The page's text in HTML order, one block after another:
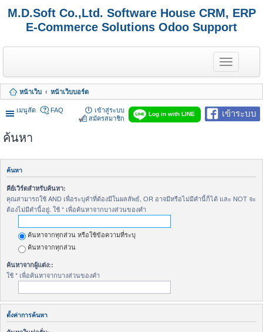
M.D.Soft Co.,Ltd. Software House CRM, ERP
E-Commerce Solutions Odoo Support
T
o
g
l
e
n
a
a
i
หน้าเว็บ หน้าเว็บบอร์ด
เมนูลัด เข้าระบบ
Log in with LINE
FAQ
เข้าสู่ระบบ
สมัครสมาชิก
ค้นหา
ค้นหา
คีย์เวิร์ดสำหรับค้นหา:
คุณสามารถใช้ AND เพื่อระบุคำที่ต้องมีในผลลัพธ์, OR อาจมีหรือไม่มีคำนี้ก็ได้ และ NOT จะ
ต้องไม่มีคำนี้อยู่. ใช้ * เพื่อค้นหาจากบางส่วนของคำ
ค้นหาจากทุกส่วน หรือใช้ข้อความที่ระบุ
ค้นหาจากทุกส่วน
ค้นหาจากผู้แต่ง::
ใช้ * เพื่อค้นหาจากบางส่วนของคำ
ตั้งค่าการค้นหา